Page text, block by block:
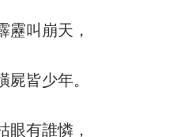
靂叫崩天，
皆少年。
眼有誰憐，